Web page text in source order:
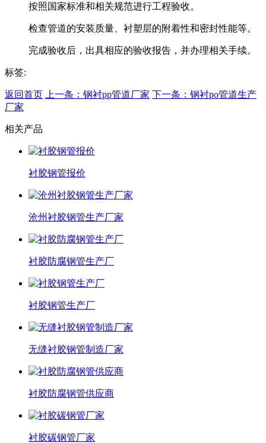
按照国家标准和相关规范进行工程验收。
检查管道的安装质量、衬塑层的附着性和密封性能等。
完成验收后，出具相应的验收报告，并办理相关手续。
标签:
返回首页 上一条：钢衬pp管道厂家 下一条：钢衬po管道生产
厂家
相关产品
衬胶钢管报价
沧州衬胶钢管生产厂家
衬胶防腐钢管生产厂
衬胶钢管生产厂
无缝衬胶钢管制造厂家
衬胶防腐钢管供应商
衬胶碳钢管厂家